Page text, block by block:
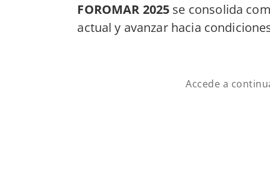
FOROMAR 2025 se consolida
actual y avanzar hacia
Accede a